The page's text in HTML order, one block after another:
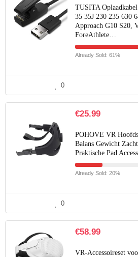
TUSITA
35 35J 230 235 630
Approach G10 S20,
ForeAthlete…
Already Sold: 61%
0
€25.99
POHOVE VR
Balans Gewicht
Praktische Pad
Already Sold: 20%
0
€58.99
VR-Accessoireset